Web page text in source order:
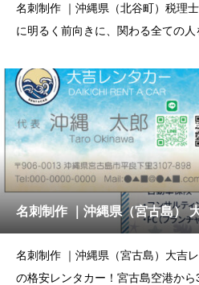
名刺制作 ｜沖縄県（北谷町）税理
に明るく前向きに、関わる全ての人
名刺制作 ｜沖縄県（宮古島）
名刺制作 ｜沖縄県（宮古島）大吉
の格安レンタカー！宮古島空港から